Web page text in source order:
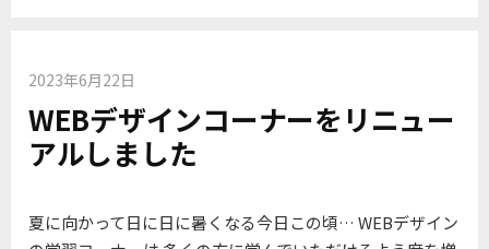
2023年6月22日
WEBデザインコーナーをリニュー
アルしました
夏に向かって日に日に暑くなる今日この頃… WEBデザイン